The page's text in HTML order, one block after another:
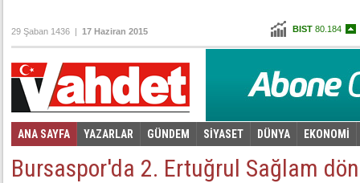
BIST 80.184
Altın103,451
Euro 3,0665
29 Şaban 1436 | 17 Haziran 2015
ANA SAYFA YAZARLAR GÜNDEM SİYASET DÜNYA EKONOMİ
Foto Galeri Video Galeri
Bursaspor'da 2. Ertuğrul Sağlam